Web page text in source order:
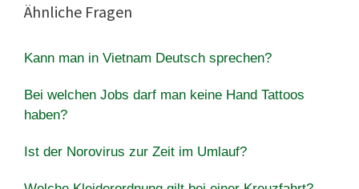
Ähnliche Fragen
Kann man in Vietnam Deutsch sprechen?
Bei welchen Jobs darf man keine Hand Tattoos
haben?
Ist der Norovirus zur Zeit im Umlauf?